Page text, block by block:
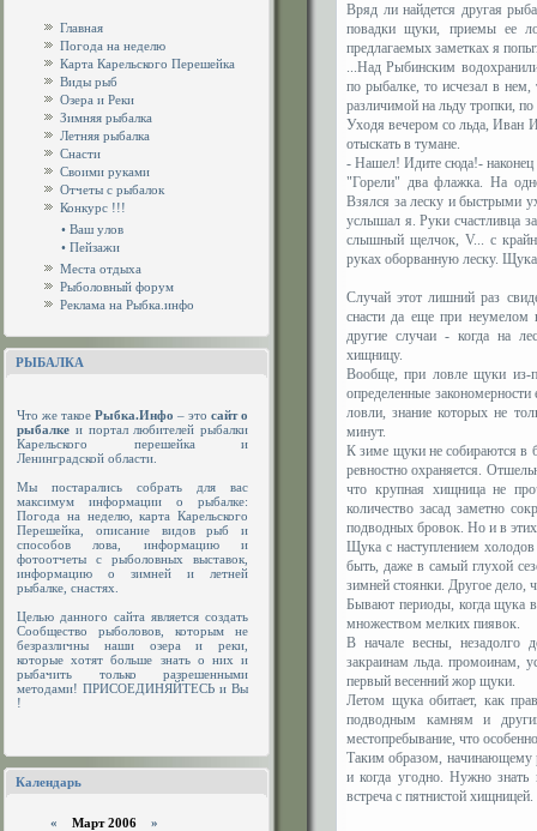
Главная
Погода на неделю
Карта Карельского Перешейка
Виды рыб
Озера и Реки
Зимняя рыбалка
Летняя рыбалка
Снасти
Своими руками
Отчеты с рыбалок
Конкурс !!!
• Ваш улов
• Пейзажи
Места отдыха
Рыболовный форум
Реклама на Рыбка.инфо
РЫБАЛКА
Что же такое Рыбка.Инфо – это сайт о
рыбалке и портал любителей рыбалки
Карельского перешейка и
Ленинградской области.
Мы постарались собрать для вас
максимум информации о рыбалке:
Погода на неделю, карта Карельского
Перешейка, описание видов рыб и
способов лова, информацию и
фотоотчеты с рыболовных выставок,
информацию о зимней и летней
рыбалке, снастях.
Целью данного сайта является создать
Сообщество рыболовов, которым не
безразличны наши озера и реки,
которые хотят больше знать о них и
рыбачить только разрешенными
методами! ПРИСОЕДИНЯЙТЕСЬ и Вы
!
Календарь
« Март 2006 »
Вряд ли найдется другая
повадки щуки, приемы ее
предлагаемых заметках я
...Над Рыбинским
по рыбалке, то исчезал в
различимой на льду тропки,
Уходя вечером со льда, Иван
отыскать в тумане.
- Нашел! Идите сюда!- наконец
"Горели" два флажка. На
Взялся за леску и быстрыми
услышал я. Руки счастливца
слышный щелчок, V... с
руках оборванную леску.
Случай этот лишний раз
снасти да еще при
другие случаи - когда на
хищницу.
Вообще, при ловле щуки из-
определенные
ловли, знание которых не
минут.
К зиме щуки не собираются в
ревностно охраняется.
что крупная хищница не
количество засад заметно
подводных бровок. Но и в этих
Щука с наступлением холодов
быть, даже в самый глухой
зимней стоянки. Другое дело,
Бывают периоды, когда щука
множеством мелких пиявок.
В начале весны, незадолго
закраинам льда. промоинам,
первый весенний жор щуки.
Летом щука обитает, как
подводным камням и
местопребывание, что
Таким образом, начинающему
и когда угодно. Нужно знать
встреча с пятнистой хищницей.